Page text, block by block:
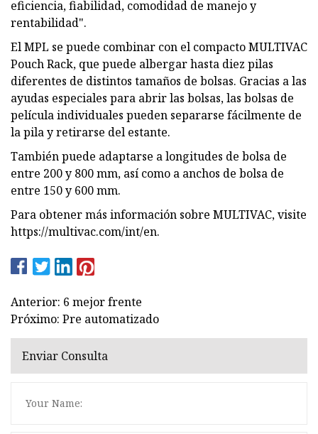
eficiencia, fiabilidad, comodidad de manejo y
rentabilidad".
El MPL se puede combinar con el compacto MULTIVAC
Pouch Rack, que puede albergar hasta diez pilas
diferentes de distintos tamaños de bolsas. Gracias a las
ayudas especiales para abrir las bolsas, las bolsas de
película individuales pueden separarse fácilmente de
la pila y retirarse del estante.
También puede adaptarse a longitudes de bolsa de
entre 200 y 800 mm, así como a anchos de bolsa de
entre 150 y 600 mm.
Para obtener más información sobre MULTIVAC, visite
https://multivac.com/int/en.
Anterior: 6 mejor frente
Próximo: Pre automatizado
Enviar Consulta